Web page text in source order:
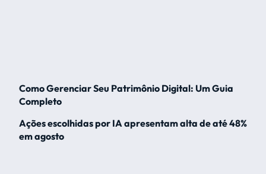
Como Gerenciar Seu Patrimônio Digital: Um Guia
Completo
Ações escolhidas por IA apresentam alta de até 48%
em agosto